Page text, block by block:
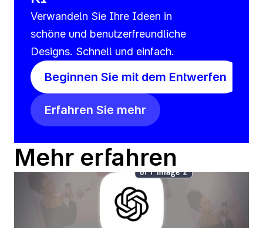
Verwandeln Sie Ihre Ideen in
schöne und benutzerfreundliche
Designs. Schnell und einfach.
Beginnen Sie mit dem Entwerfen
Erfahren Sie mehr
Mehr erfahren